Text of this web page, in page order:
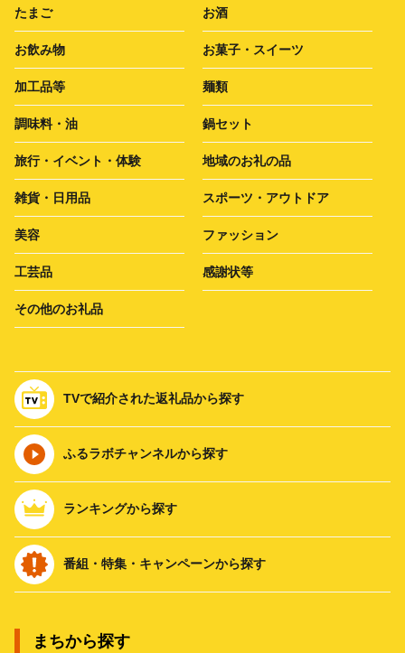
たまご お酒
お飲み物 お菓子・スイーツ
加工品等 麺類
調味料・油 鍋セット
旅行・イベント・体験 地域のお礼の品
雑貨・日用品 スポーツ・アウトドア
美容 ファッション
工芸品 感謝状等
その他のお礼品
TVで紹介された返礼品から探す
ふるラボチャンネルから探す
ランキングから探す
番組・特集・キャンペーンから探す
まちから探す